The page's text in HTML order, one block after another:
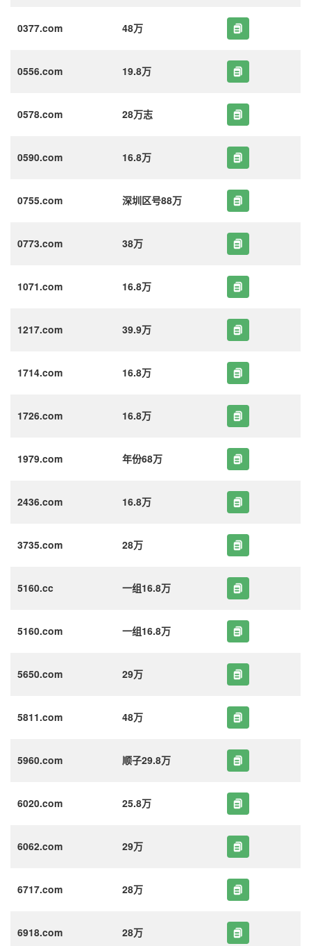
0377.com 48万
0556.com 19.8万
0578.com 28万志
0590.com 16.8万
0755.com 深圳区号88万
0773.com 38万
1071.com 16.8万
1217.com 39.9万
1714.com 16.8万
1726.com 16.8万
1979.com 年份68万
2436.com 16.8万
3735.com 28万
5160.cc 一组16.8万
5160.com 一组16.8万
5650.com 29万
5811.com 48万
5960.com 顺子29.8万
6020.com 25.8万
6062.com 29万
6717.com 28万
6918.com 28万